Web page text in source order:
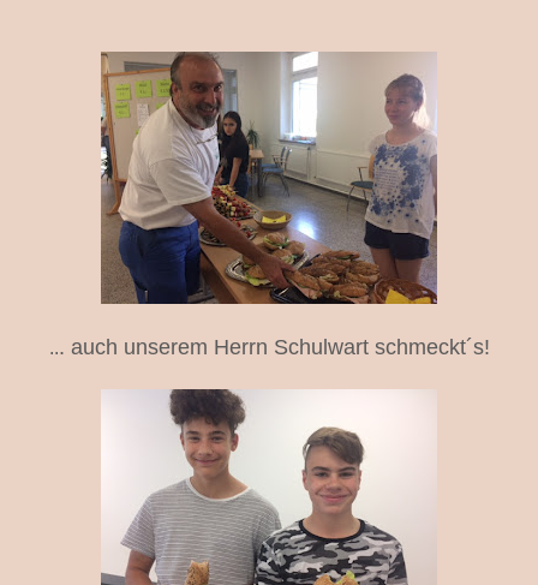
... auch unserem Herrn Schulwart schmeckt´s!